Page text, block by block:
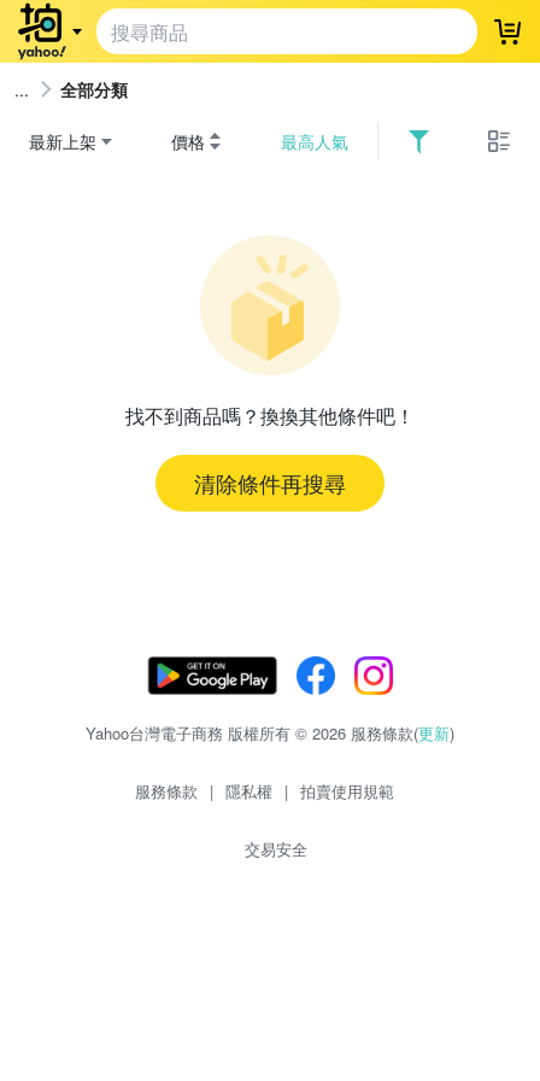
登
全部分類
最新上架 價格 最高人氣
找不到商品嗎？換換其他條件吧！
清除條件再搜尋
Yahoo台灣電子商務 版權所有 © 2026 服務條款(更新)
服務條款 | 隱私權 | 拍賣使用規範
交易安全